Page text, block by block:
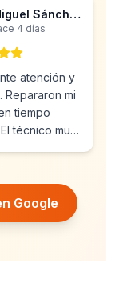
Miguel Sánchez
4 días
atención y
Repararon mi
tiempo
técnico muy
Google